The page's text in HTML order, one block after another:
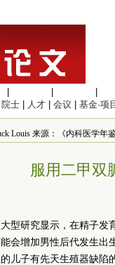
院士 人才 会议 基金·项
Louis 来源：《内科医学年
服用二甲双
型研究显示，在精子发
会增加男性后代发生出
儿子有先天生殖器缺陷